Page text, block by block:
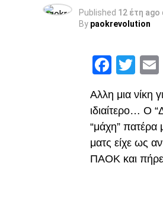
Published 12 έτη ago
By paokrevolution
Αλλη μια νίκη
ιδιαίτερο… Ο
“μάχη”
ματς είχε ως
ΠΑΟΚ και πήρε